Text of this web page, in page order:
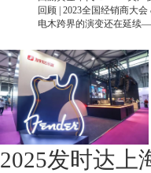
回顾 | 2023全国经销商大会
电木跨界的演变还在延续
2025发时达上